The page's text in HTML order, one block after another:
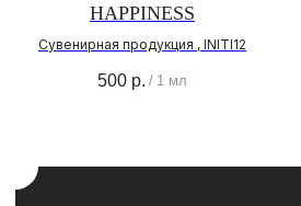
HAPPINESS
Сувенирная продукция , INITI12
500 р. / 1 мл
ПОЛИТИКА
АДРЕС МАГАЗИНА
НАПИСАТЬ В ВОТСАП